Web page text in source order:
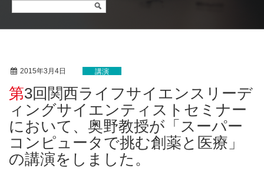
2015年3月4日 講演
第3回関西ライフサイエンスリーデ
ィングサイエンティストセミナー
において、奥野教授が「スーパー
コンピュータで挑む創薬と医療」
の講演をしました。